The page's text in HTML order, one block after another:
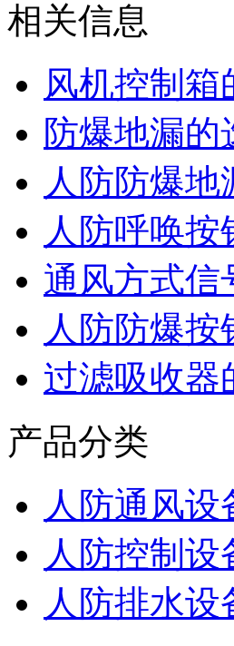
相关信息
风机控制箱
防爆地漏的
人防防爆
人防呼唤按
通风方式信
人防防爆
过滤吸收器
产品分类
人防通风设
人防控制设
人防排水设